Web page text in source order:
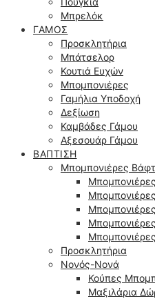
Μπρελόκ
ΓΆΜΟΣ
Προσκλητήρια
Μπάτσελορ
Κουτιά Ευχών
Μπομπονιέρες
Γαμήλια Υποδοχή
Δεξίωση
Καμβάδες Γάμου
Αξεσουάρ Γάμου
ΒΆΠΤΙΣΗ
Μπομπονιέρες
Προσκλητήρια
Νονός-Νονά
Κούπες
Μαξιλάρια